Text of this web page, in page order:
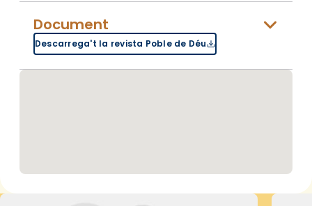
Document
Descarrega't la revista Poble de Déu